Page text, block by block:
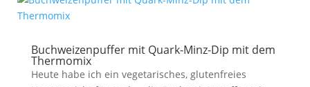
Buchweizenpuffer mit Quark-Minz-Dip mit dem
Thermomix
Heute habe ich ein vegetarisches, glutenfreies